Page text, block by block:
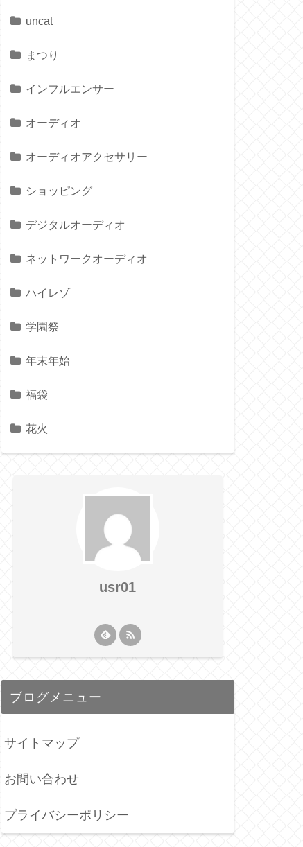
uncat
まつり
インフルエンサー
オーディオ
オーディオアクセサリー
ショッピング
デジタルオーディオ
ネットワークオーディオ
ハイレゾ
学園祭
年末年始
福袋
花火
usr01
ブログメニュー
サイトマップ
お問い合わせ
プライバシーポリシー